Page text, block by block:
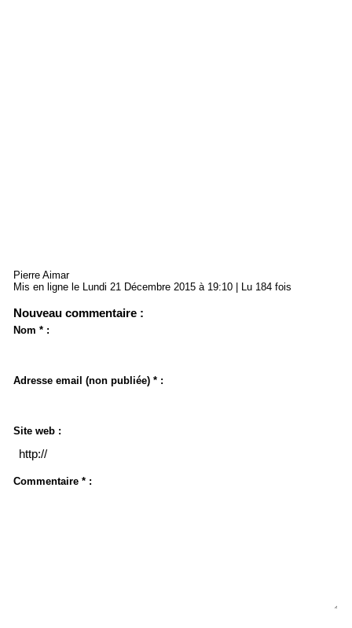
Pierre Aimar
Mis en ligne le Lundi 21 Décembre 2015 à 19:10 | Lu 184 fois
Nouveau commentaire :
Nom * :
Adresse email (non publiée) * :
Site web :
Commentaire * :